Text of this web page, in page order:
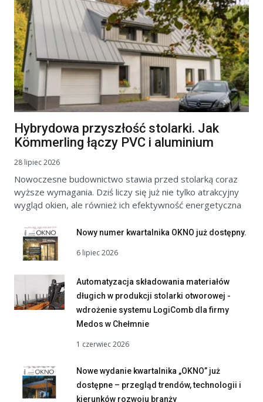
Hybrydowa przyszłość stolarki. Jak
Kömmerling łączy PVC i aluminium
28 lipiec 2026
Nowoczesne budownictwo stawia przed stolarką coraz
wyższe wymagania. Dziś liczy się już nie tylko atrakcyjny
wygląd okien, ale również ich efektywność energetyczna
Nowy numer kwartalnika OKNO już dostępny.
6 lipiec 2026
Automatyzacja składowania materiałów
długich w produkcji stolarki otworowej -
wdrożenie systemu LogiComb dla firmy
Medos w Chełmnie
1 czerwiec 2026
Nowe wydanie kwartalnika „OKNO” już
dostępne – przegląd trendów, technologii i
kierunków rozwoju branży